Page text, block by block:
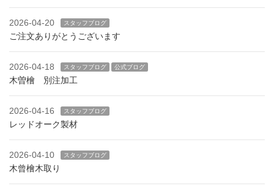
2026-04-20 スタッフブログ
ご注文ありがとうございます
2026-04-18 スタッフブログ 公式ブログ
木曽檜 別注加工
2026-04-16 スタッフブログ
レッドオーク製材
2026-04-10 スタッフブログ
木曾檜木取り